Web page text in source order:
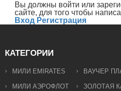
Вы должны войти или
сайте, для того чтобы
Вход Регистрация
КАТЕГОРИИ
МИЛИ EMIRATES
МИЛИ АЭРОФЛОТ
ВАУЧЕР
ЗОЛОТАЯ